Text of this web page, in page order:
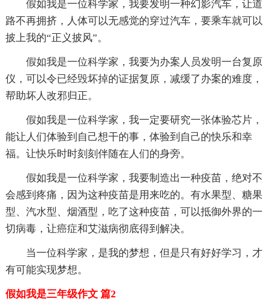
假如我是一位科学家，我要发明一种幻影汽车，让道
路不再拥挤，人体可以无感觉的穿过汽车，要乘车就可以
披上我的“正义披风”。
假如我是一位科学家，我要为办案人员发明一台复原
仪，可以令已经毁坏掉的证据复原，减缓了办案的难度，
帮助坏人改邪归正。
假如我是一位科学家，我一定要研究一张体验芯片，
能让人们体验到自己想干的事，体验到自己的快乐和幸
福。让快乐时时刻刻伴随在人们的身旁。
假如我是一位科学家，我要制造出一种疫苗，绝对不
会感到疼痛，因为这种疫苗是用来吃的。有水果型、糖果
型、汽水型、烟酒型，吃了这种疫苗，可以抵御外界的一
切病毒，让癌症和艾滋病彻底得到解决。
当一位科学家，是我的梦想，但是只有好好学习，才
有可能实现梦想。
假如我是三年级作文 篇2